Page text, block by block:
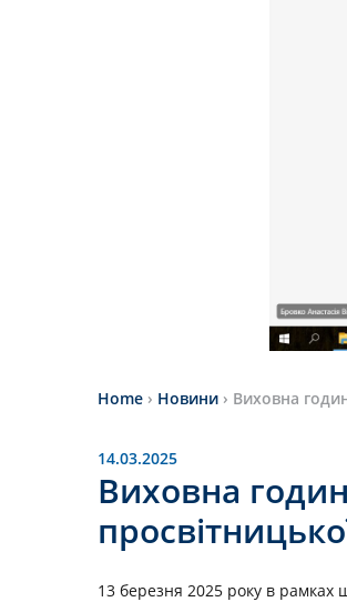
Home › Новини › Виховна
14.03.2025
Виховна
13 березня 2025 року в рамках